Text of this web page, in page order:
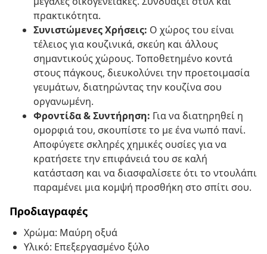
πρακτικότητα.
Συνιστώμενες Χρήσεις: Ο χώρος του είναι
τέλειος για κουζινικά, σκεύη και άλλους
σημαντικούς χώρους. Τοποθετημένο κοντά
στους πάγκους, διευκολύνει την προετοιμασία
γευμάτων, διατηρώντας την κουζίνα σου
οργανωμένη.
Φροντίδα & Συντήρηση: Για να διατηρηθεί η
ομορφιά του, σκουπίστε το με ένα νωπό πανί.
Αποφύγετε σκληρές χημικές ουσίες για να
κρατήσετε την επιφάνειά του σε καλή
κατάσταση και να διασφαλίσετε ότι το ντουλάπι
παραμένει μια κομψή προσθήκη στο σπίτι σου.
Προδιαγραφές
Χρώμα: Μαύρη οξυά
Υλικό: Επεξεργασμένο ξύλο